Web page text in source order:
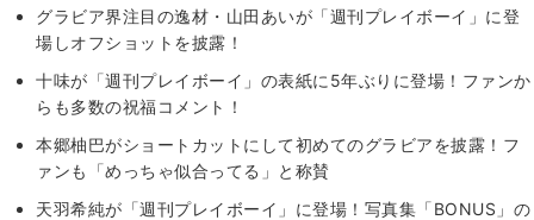
グラビア界注目の逸材・山田あいが「週刊プレイボーイ」に登
場しオフショットを披露！
十味が「週刊プレイボーイ」の表紙に5年ぶりに登場！ファンか
らも多数の祝福コメント！
本郷柚巴がショートカットにして初めてのグラビアを披露！フ
ァンも「めっちゃ似合ってる」と称賛
天羽希純が「週刊プレイボーイ」に登場！写真集「BONUS」の